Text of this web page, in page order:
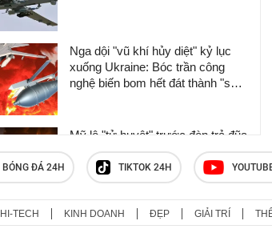
Nga dội "vũ khí hủy diệt" kỷ lục
xuống Ukraine: Bóc trần công
nghệ biến bom hết đát thành "sát
Mỹ lộ "tử huyệt" trước đòn trả đũa
khốc liệt của Iran, ông Trump nổi
cơn thịnh nộ
Iran đặt quân đội vào trạng thái
BÓNG ĐÁ 24H TIKTOK 24H
HI-TECH KINH DOANH ĐẸP GIẢI TRÍ